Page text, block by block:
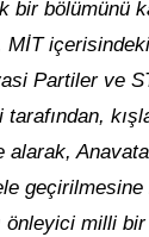
bir bölümünü
MİT
Partiler ve
geçirilmesine
önleyici milli